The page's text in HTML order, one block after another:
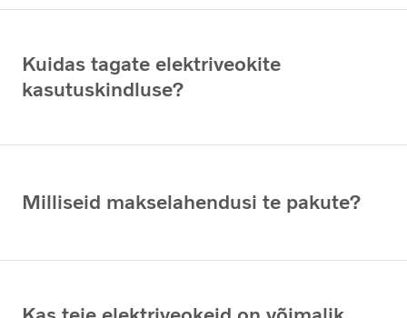
Kuidas tagate elektriveokite
kasutuskindluse?
Milliseid makselahendusi te pakute?